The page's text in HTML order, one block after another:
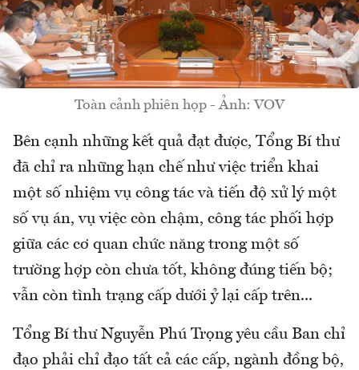
Toàn cảnh phiên họp - Ảnh: VOV
Bên cạnh những kết quả đạt được, Tổng Bí thư
đã chỉ ra những hạn chế như việc triển khai
một số nhiệm vụ công tác và tiến độ xử lý một
số vụ án, vụ việc còn chậm, công tác phối hợp
giữa các cơ quan chức năng trong một số
trường hợp còn chưa tốt, không đúng tiến bộ;
vẫn còn tình trạng cấp dưới ỷ lại cấp trên...
Tổng Bí thư Nguyễn Phú Trọng yêu cầu Ban chỉ
đạo phải chỉ đạo tất cả các cấp, ngành đồng bộ,